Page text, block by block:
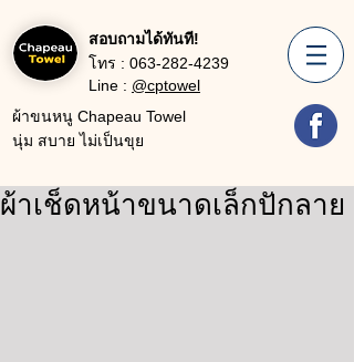
สอบถามได้ทันที!
โทร : 063-282-4239
Line : @cptowel
ผ้าขนหนู Chapeau Towel
นุ่ม สบาย ไม่เป็นขุย
ผ้าเช็ดหน้าขนาดเล็กปักลาย